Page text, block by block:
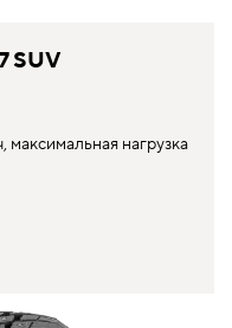
SUV
максимальная нагрузка